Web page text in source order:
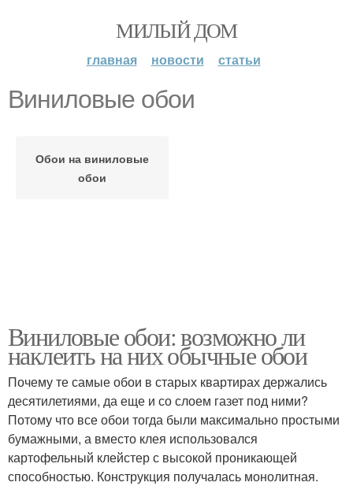
МИЛЫЙ ДОМ
главная новости статьи
Виниловые обои
Обои на виниловые
обои
Виниловые обои: возможно ли
наклеить на них обычные обои
Почему те самые обои в старых квартирах держались
десятилетиями, да еще и со слоем газет под ними?
Потому что все обои тогда были максимально простыми
бумажными, а вместо клея использовался
картофельный клейстер с высокой проникающей
способностью. Конструкция получалась монолитная.